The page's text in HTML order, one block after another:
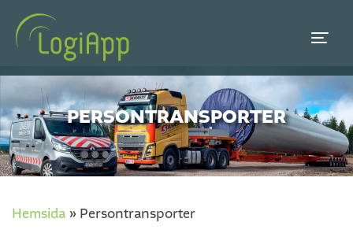
PERSONTRANSPORTER
Hemsida » Persontransporter